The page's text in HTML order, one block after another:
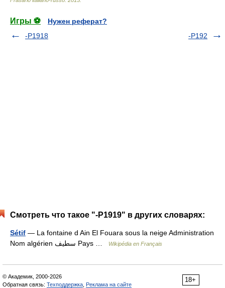
Игры ⚽
Нужен реферат?
-P1918
-P192
Смотреть что такое "-P1919" в других словарях:
Sétif — La fontaine d Ain El Fouara sous la neige Administration
Nom algérien سطيف Pays …
Wikipédia en Français
18+
© Академик, 2000-2026
Обратная связь: Техподдержка Реклама на сайте